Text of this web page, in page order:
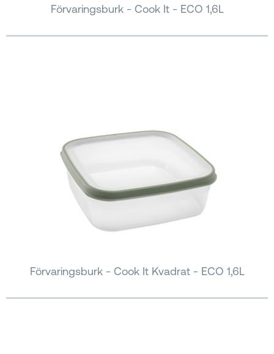
Förvaringsburk - Cook It - ECO 1,6L
Förvaringsburk - Cook It Kvadrat - ECO 1,6L